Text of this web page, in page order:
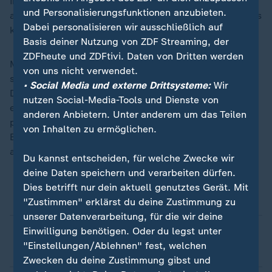
anzuwenden", so die Grünen-Politikerin. Dafür könne es
kein zu früh oder zu spät geben, argumentierte sie.
Martina Renner von den
sei nicht "unsere Aufgabe, als Mitglieder des
Deutschen Bundestages die Verfassungswidrigkeit
einer Partei abschließend zu klären". Es sei jedoch die
parlamentarische Pflicht, eine Prüfung durch das
Bundesverfassungsgericht zu ermöglichen,
argumentierte Renner.
Wer kann ein Parteiverbot beantragen?
Was sind die Voraussetzungen für ein
Parteiverbot?
und Personalisierungsfunktionen anzubieten.
Dabei personalisieren wir ausschließlich auf
Basis deiner Nutzung von ZDF Streaming, der
ZDFheute und ZDFtivi. Daten von Dritten werden
von uns nicht verwendet.
• Social Media und externe Drittsysteme:Wir
nutzen Social-Media-Tools und Dienste von
anderen Anbietern. Unter anderem um das Teilen
von Inhalten zu ermöglichen.
Du kannst entscheiden, für welche Zwecke wir
deine Daten speichern und verarbeiten dürfen.
Dies betrifft nur dein aktuell genutztes Gerät. Mit
"Zustimmen" erklärst du deine Zustimmung zu
unserer Datenverarbeitung, für die wir deine
Einwilligung benötigen. Oder du legst unter
"Einstellungen/Ablehnen" fest, welchen
Zwecken du deine Zustimmung gibst und